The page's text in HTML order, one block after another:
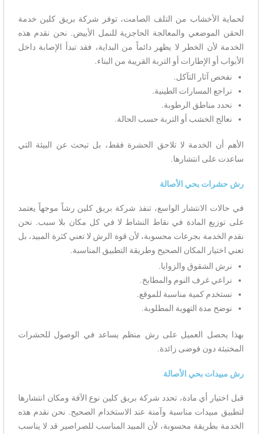
لحماية الأخشاب من التلف الصامت، توفر شركة بريق كلين خدمة
الحقن الموضعي والمعالجة الحاجزية للنمل الأبيض. نحن نقدم هذه
الخدمة لأن الخطر لا يظهر دائماً من البداية، فقد تبدأ الإصابة داخل
الأبواب أو الإطارات أو التربة القريبة من البناء.
نفحص آثار التآكل.
نراجع المسارات الطينية.
نحدد مناطق الرطوبة.
نعالج الخشب أو التربة حسب الحالة.
الأهم أن الخدمة لا تلاحق الحشرة فقط، بل تبحث عن البيئة التي
ساعدت على انتشارها.
رش حشرات بحي الأصالة
في حالات الانتشار الواسع، تنفذ شركة بريق كلين رشاً موجهاً يعتمد
على توزيع المادة في نقاط النشاط لا في كل مكان بلا سبب. نحن
نقدم الخدمة بجرعات محسوبة، لأن قوة الرش لا تعني كثرة المبيد، بل
تعني اختيار المكان الصحيح وطريقة التطبيق المناسبة.
نرش الشقوق والزوايا.
نراعي غرف النوم والمطابخ.
نستخدم كمية مناسبة للموقع.
نوضح مدة التهوية المطلوبة.
بهذا يحصل العميل على رش منظم يساعد في الوصول للحشرات
المختبئة دون فوضى زائدة.
رش مبيدات بحي الأصالة
قبل اختيار أي مادة، تحدد شركة بريق كلين نوع الآفة ومكان انتشارها
لتطبيق مبيدات مناسبة وآمنة عند الاستخدام الصحيح. نحن نقدم هذه
الخدمة بطريقة محسوبة، لأن المبيد المناسب للصراصير قد لا يناسب